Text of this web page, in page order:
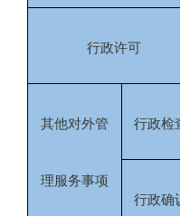
行政许可
其他对外管
理服务事项
行政检
行政确